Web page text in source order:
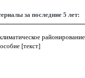
за последние 5 лет:
районирование
[текст]